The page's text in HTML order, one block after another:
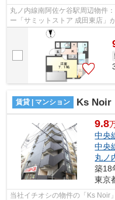
丸ノ内線南阿佐ケ谷駅周辺物件
ー「サミットストア 成田東店」
ごみ置き場・エレベータなど様
賃貸 | マンション Ks Noir
9.8
中央
中央
丸ノ
築18
東京
当社イチオシの物件の「Ks Noir